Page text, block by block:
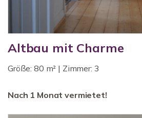
Altbau mit Charme
Größe: 80 m² | Zimmer: 3
Nach 1 Monat vermietet!